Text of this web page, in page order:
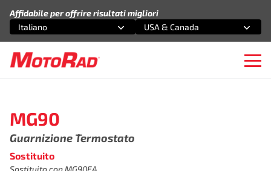
Affidabile per offrire risultati migliori
Seleziona un'opzione
Italiano
Seleziona un'opzione
USA & Canada
MG90
Guarnizione Termostato
Sostituito
Sostituito con MG90EA